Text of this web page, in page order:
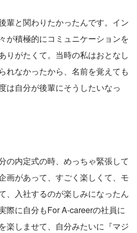
輩と関わりたかったんです。イン
が積極的にコミュニケーションを
りがたくて。当時の私はおとなし
れなかったから、名前を覚えても
は自分が後輩にそうしたいなっ
の内定式の時、めっちゃ緊張して
画があって、すごく楽しくて、モ
、入社するのが楽しみになったん
際に自分もFor A-careerの社員に
楽しませて、自分みたいに『マジ